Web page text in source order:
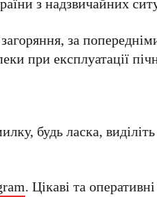
за
при експлуатації
будь ласка,
. Цікаві та